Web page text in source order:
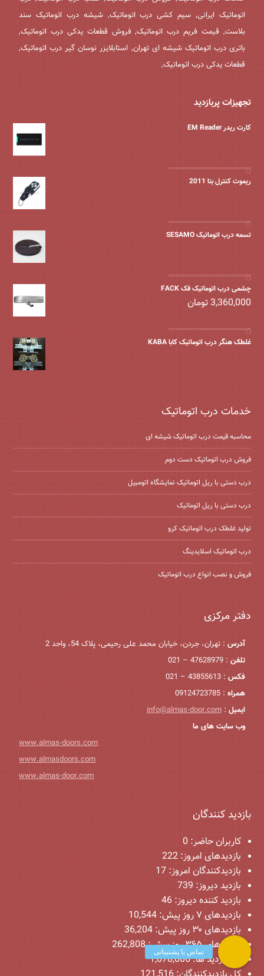
اتوماتیک ایرانی, سیم کشی درب اتوماتیک, شیشه درب اتوماتیک سند
بلاست, قیمت فریم درب اتوماتیک, فروش قطعات یدکی درب اتوماتیک,
باتری درب اتوماتیک شیشه ای تهران, استابلایزر نوسان گیر درب اتوماتیک,
قطعات یدکی درب اتوماتیک,
تجهیزات پربازدید
کارت ریدر EM Reader
ریموت کنترل بتا 2011
تسمه درب اتوماتیک SESAMO
چشمی درب اتوماتیک فک FACK
3,360,000تومان
غلطک هنگر درب اتوماتیک کابا KABA
خدمات درب اتوماتیک
محاسبه قیمت درب اتوماتیک شیشه ‌ای
فروش درب اتوماتیک دست دوم
درب دستی با ریل اتوماتیک نمایشگاه اتومبیل
درب دستی با ریل اتوماتیک
تولید غلطک درب اتوماتیک کرو
درب اتوماتیک اسلایدینگ
فروش و نصب انواع درب اتوماتیک
دفتر مرکزی
آدرس : تهران، جردن، خیابان محمد علی رحیمی، پلاک 54، واحد 2
تلفن : 47628979 – 021
فکس : 43855613 – 021
همراه : 09124723785
ایمیل :
info@almas-door.com
وب سایت های ما
www.almas-doors.com
www.almasdoors.com
www.almas-door.com
بازدید کنندگان
کاربران حاضر: 0
بازدیدهای امروز:222
بازدیدکنندگان امروز:17
بازدید دیروز: 739
بازدید کننده دیروز:46
بازدیدهای ۷ روز پیش:
10,544
بازدیدهای ۳۰ روز پیش:
36,204
بازدیدهای ۳۶۵ روز پیش:
262,808
کل بازدید ها:1,078,006